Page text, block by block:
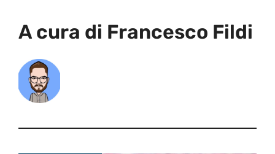
A cura di Francesco Fildi